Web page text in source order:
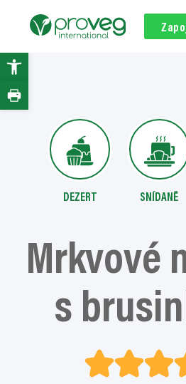
Stáže
DEZERT SNÍDANĚ
Mrkvové
s
Open
toolbar